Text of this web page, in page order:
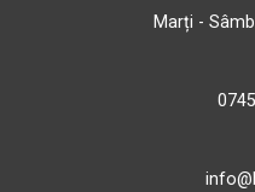
Marți -